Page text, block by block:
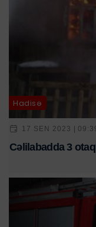
Hadisə
17 SEN 2023 |
Cəlilabadda 3